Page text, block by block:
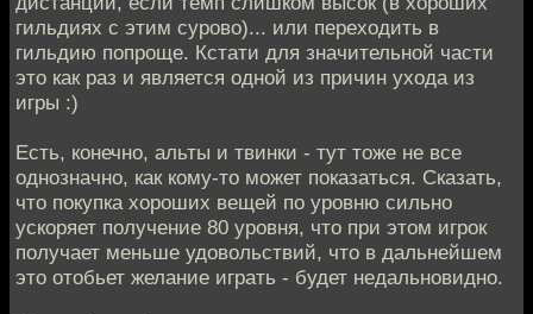
гильдиях с этим сурово)... или переходить в
гильдию попроще. Кстати для значительной части
это как раз и является одной из причин ухода из
игры :)
Есть, конечно, альты и твинки - тут тоже не все
однозначно, как кому-то может показаться. Сказать,
что покупка хороших вещей по уровню сильно
ускоряет получение 80 уровня, что при этом игрок
получает меньше удовольствий, что в дальнейшем
это отобьет желание играть - будет недальновидно.